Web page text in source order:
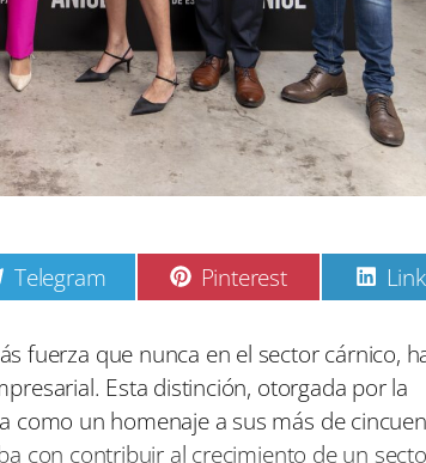
C
o
p
a
r
t
Telegram C
o
p
a
r
t
i
Pinterest C
o
p
a
r
t
i
fuerza que nunca en el sector cárnico,
Esta distinción, otorgada por la
como un homenaje a sus más de
con contribuir al crecimiento de un